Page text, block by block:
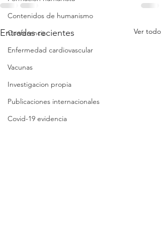
Contenidos de humanismo
Conferencia
Enfermedad cardiovascular
Vacunas
Investigacion propia
Publicaciones internacionales
Covid-19 evidencia
Entradas recientes Ver todo